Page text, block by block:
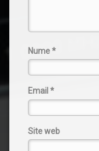
Nume*
Email *
Site web